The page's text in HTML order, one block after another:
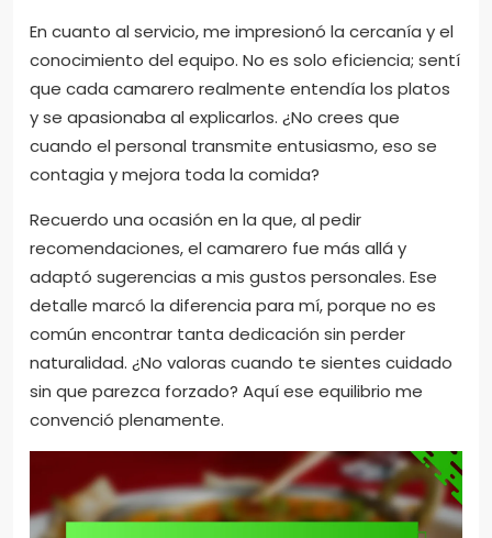
En cuanto al servicio, me impresionó la cercanía y el
conocimiento del equipo. No es solo eficiencia; sentí
que cada camarero realmente entendía los platos
y se apasionaba al explicarlos. ¿No crees que
cuando el personal transmite entusiasmo, eso se
contagia y mejora toda la comida?
Recuerdo una ocasión en la que, al pedir
recomendaciones, el camarero fue más allá y
adaptó sugerencias a mis gustos personales. Ese
detalle marcó la diferencia para mí, porque no es
común encontrar tanta dedicación sin perder
naturalidad. ¿No valoras cuando te sientes cuidado
sin que parezca forzado? Aquí ese equilibrio me
convenció plenamente.